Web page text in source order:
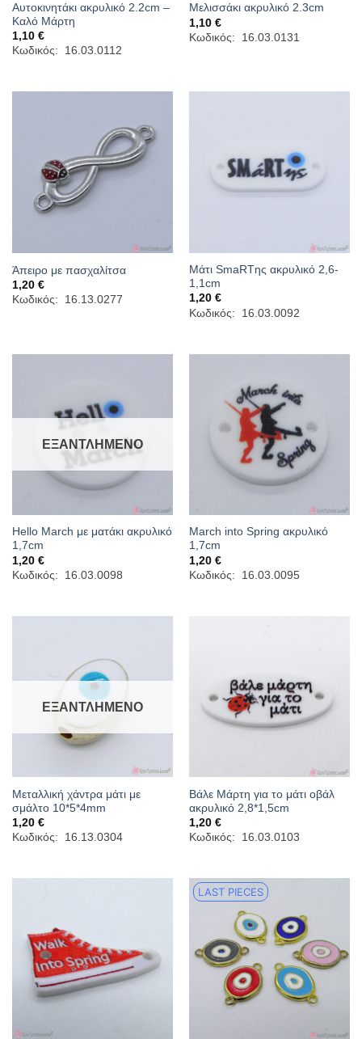
Αυτοκινητάκι ακρυλικό 2.2cm –
Καλό Μάρτη
1,10 €
Κωδικός: 16.03.0112
Μελισσάκι ακρυλικό 2.3cm
1,10 €
Κωδικός: 16.03.0131
Άπειρο με πασχαλίτσα
1,20 €
Κωδικός: 16.13.0277
Μάτι SmaRTης ακρυλικό 2,6-
1,1cm
1,20 €
Κωδικός: 16.03.0092
ΕΞΑΝΤΛΗΜΈΝΟ
Hello March με ματάκι ακρυλικό
1,7cm
1,20 €
Κωδικός: 16.03.0098
March into Spring ακρυλικό
1,7cm
1,20 €
Κωδικός: 16.03.0095
ΕΞΑΝΤΛΗΜΈΝΟ
Μεταλλική χάντρα μάτι με
σμάλτο 10*5*4mm
1,20 €
Κωδικός: 16.13.0304
Βάλε Μάρτη για το μάτι οβάλ
ακρυλικό 2,8*1,5cm
1,20 €
Κωδικός: 16.03.0103
LAST PIECES